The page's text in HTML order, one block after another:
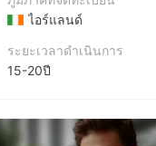
ไอร์แลนด์
ระยะเวลาดำเนินการ
15-20ปี
AVA Trade EU Ltd.